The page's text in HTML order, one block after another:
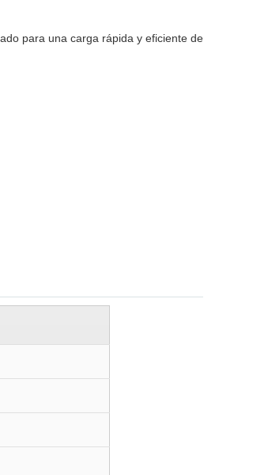
para una carga rápida y eficiente de